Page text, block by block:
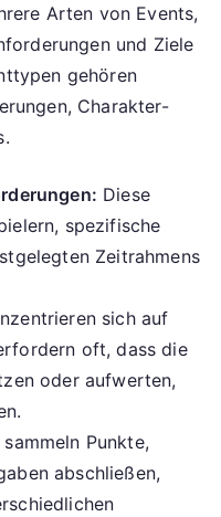
Arten von Events,
und Ziele
gehören
Charakter-
Diese
spezifische
Zeitrahmens
sich auf
oft, dass die
oder aufwerten,
Punkte,
abschließen,